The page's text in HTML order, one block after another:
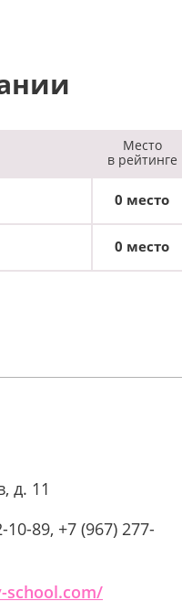
Место
в рейтинге
0 место
0 место
д. 11
10-89, +7 (967) 277-